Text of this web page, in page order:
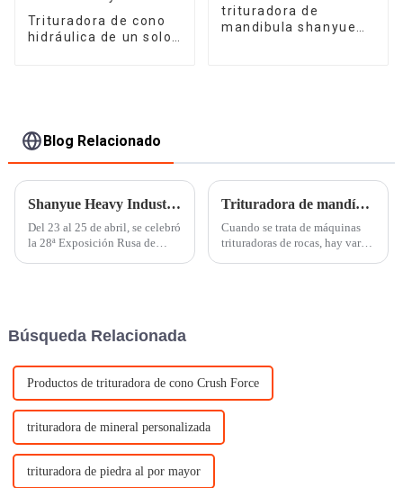
Trituradora de cono
hidráulica de un solo
trituradora de
mandibula shanyue
Blog Relacionado
Shanyue Heavy Industry asistió a MiningWorld Rusia 2024
Del 23 al 25 de abril, se celebró
la 28ª Exposición Rusa de
Crocus en Moscú...
Trituradora de mandíbula VS trituradora de cono (una comparación de 7 puntos)
Cuando se trata de máquinas
trituradoras de rocas, hay varias
Búsqueda Relacionada
Productos de trituradora de cono Crush Force
trituradora de mineral personalizada
trituradora de piedra al por mayor